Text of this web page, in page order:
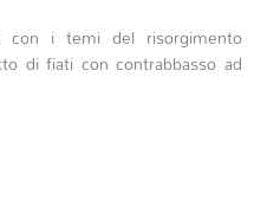
con i temi del risorgimento
di fiati con contrabbasso ad